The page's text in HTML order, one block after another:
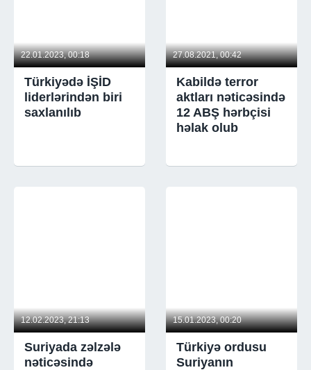
22.01.2023, 00:18
Türkiyədə İŞİD
liderlərindən biri
saxlanılıb
27.08.2021, 00:42
Kabildə terror
aktları nəticəsində
12 ABŞ hərbçisi
həlak olub
12.02.2023, 21:13
Suriyada zəlzələ
nəticəsində
15.01.2023, 00:20
Türkiyə ordusu
Suriyanın